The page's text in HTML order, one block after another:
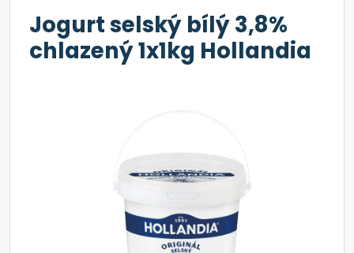
Jogurt selský bílý 3,8%
chlazený 1x1kg Hollandia